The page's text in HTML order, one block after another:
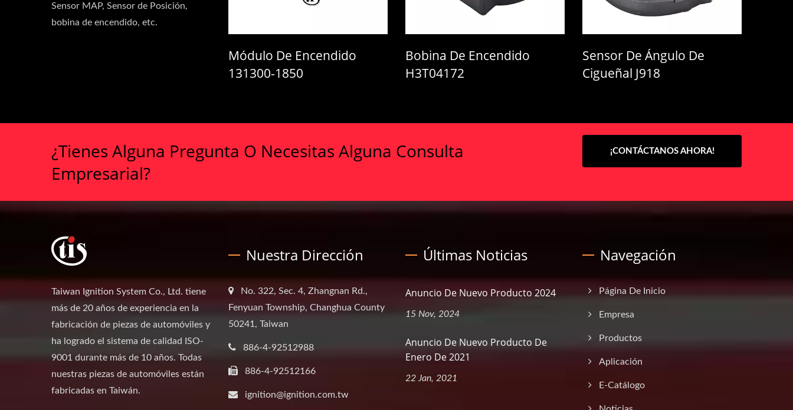
Sensor MAP, Sensor de Posición,
bobina de encendido, etc.
Módulo De Encendido
Bobina De Encendido
Sensor De Ángulo De
Sensor MAP
¿Tienes Alguna Pregunta O Necesitas Alguna Consulta
Empresarial?
¡CONTÁCTANOS AHORA!
Taiwan Ignition System Co., Ltd. tiene
más de 20 años de experiencia en la
fabricación de piezas de automóviles y
ha logrado el sistema de calidad ISO-
9001 durante más de 10 años. Todas
nuestras piezas de automóviles están
fabricadas en Taiwán.
Nuestra Dirección
No. 322, Sec. 4, Zhangnan Rd.,
Fenyuan Township, Changhua County
50241, Taiwan
886-4-92512988
886-4-92512166
ignition@ignition.com.tw
Últimas Noticias
Anuncio De Nuevo Producto 2024
15 Nov, 2024
Anuncio De Nuevo Producto De
Enero De 2021
22 Jan, 2021
Navegación
Página De Inicio
Empresa
Productos
Aplicación
E-Catálogo